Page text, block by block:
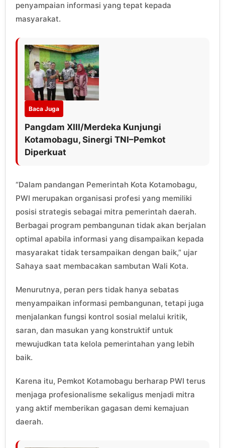
penyampaian informasi yang tepat kepada
masyarakat.
Baca Juga
Pangdam XIII/Merdeka Kunjungi
Kotamobagu, Sinergi TNI–Pemkot
Diperkuat
“Dalam pandangan Pemerintah Kota Kotamobagu,
PWI merupakan organisasi profesi yang memiliki
posisi strategis sebagai mitra pemerintah daerah.
Berbagai program pembangunan tidak akan berjalan
optimal apabila informasi yang disampaikan kepada
masyarakat tidak tersampaikan dengan baik,” ujar
Sahaya saat membacakan sambutan Wali Kota.
Menurutnya, peran pers tidak hanya sebatas
menyampaikan informasi pembangunan, tetapi juga
menjalankan fungsi kontrol sosial melalui kritik,
saran, dan masukan yang konstruktif untuk
mewujudkan tata kelola pemerintahan yang lebih
baik.
Karena itu, Pemkot Kotamobagu berharap PWI terus
menjaga profesionalisme sekaligus menjadi mitra
yang aktif memberikan gagasan demi kemajuan
daerah.